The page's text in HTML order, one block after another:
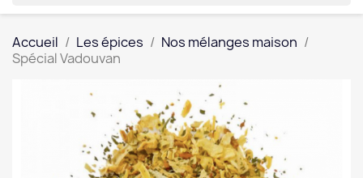
Accueil Les épices
Nos mélanges maison
Spécial Vadouvan